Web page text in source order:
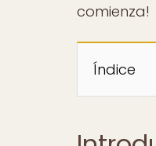
comienza!
Índice